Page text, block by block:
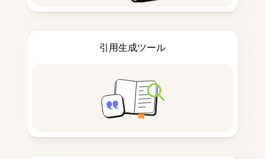
引用生成ツール